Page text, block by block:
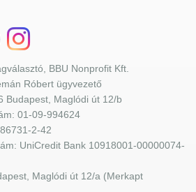
BBU Nonprofit Kft.
Róbert ügyvezető
Budapest, Maglódi út 12/b
01-09-994624
2-42
UniCredit Bank 10918001-00000074-
Maglódi út 12/a (Merkapt